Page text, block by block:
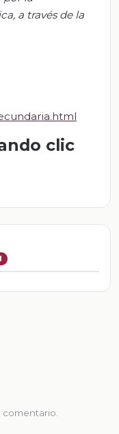
a través de la
clic
comentario.